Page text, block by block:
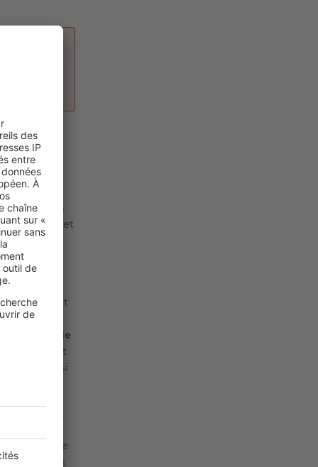
plutôt,
vie, on
à manger et
le cadre
geste
? Tout
moyenne de
l’équivalent
l’impact si
que
leurs